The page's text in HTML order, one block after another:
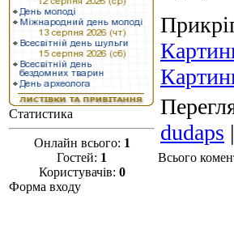
Статистика
Онлайн всього: 1
Гостей: 1
Користувачів: 0
Форма входу
dudaps |
Всього